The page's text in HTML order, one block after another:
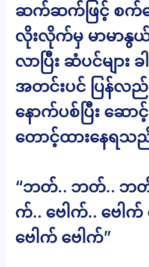
ဆက်ဆက်ဖြင့် စ
လိုးလိုက်မှ မာမာနွယ်
လာပြီး ဆံပင်များ
အတင်းပင် ပြန်လ
နောက်ပစ်ပြီး ဆေ
တောင့်ထားနေရသ
“ဘတ်.. ဘတ်.. ဘတ်
က်.. ဗေါက်.. ဗေါက်
ဗေါက် ဗေါက်”